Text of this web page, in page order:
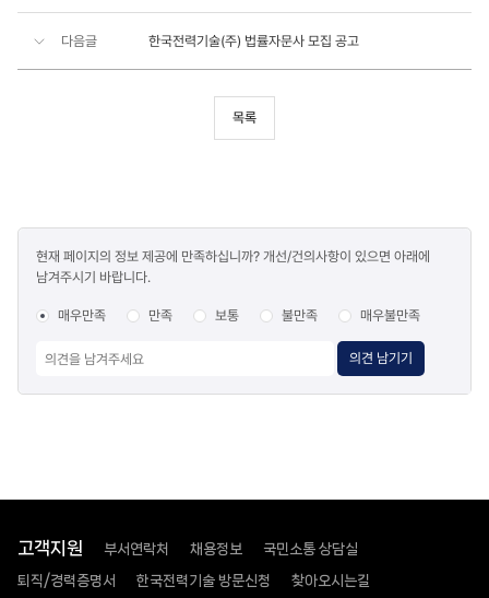
다음글 한국전력기술(주) 법률자문사 모집 공고
목록
만족도
조사
현재 페이지의 정보 제공에 만족하십니까? 개선/건의사항이 있으면 아래에
남겨주시기 바랍니다.
매우만족 만족 보통 불만족 매우불만족
의견 남기기
고객지원 부서연락처 채용정보 국민소통 상담실
퇴직/경력증명서 한국전력기술 방문신청 찾아오시는길